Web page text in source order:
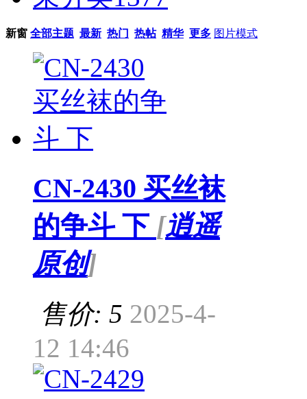
新窗 全部主题 最新 热门 热帖 精华 更多 图片模式
CN-2430 买丝袜
的争斗 下 [逍遥
原创]
售价: 5 2025-4-
12 14:46